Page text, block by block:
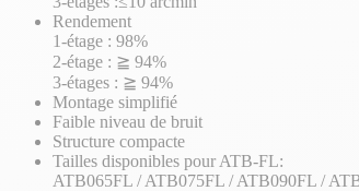
Rendement
1-étage : 98%
2-étage : ≧ 94%
3-étages : ≧ 94%
Montage simplifié
Faible niveau de bruit
Structure compacte
Tailles disponibles pour ATB-FL:
ATB065FL / ATB075FL / ATB090FL /